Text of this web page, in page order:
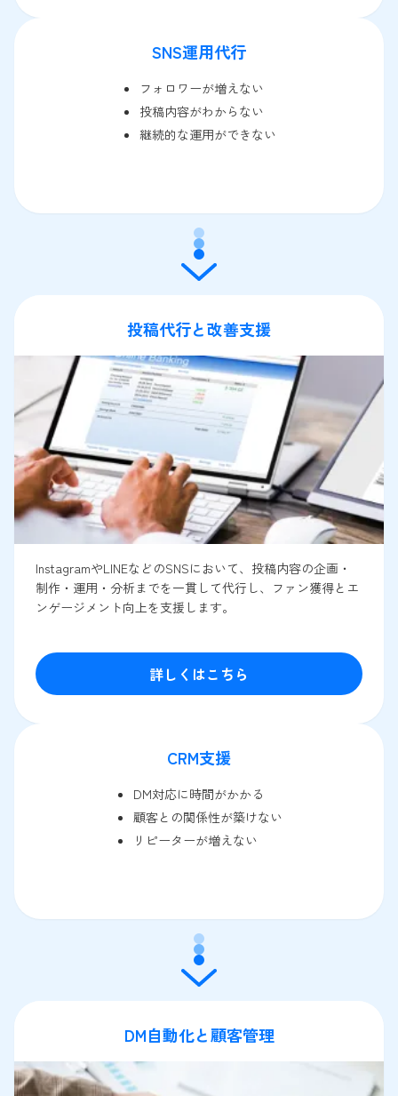
SNS運用代行
フォロワーが増えない
投稿内容がわからない
継続的な運用ができない
投稿代行と改善支援
InstagramやLINEなどのSNSにおいて、投稿内容の企画・
制作・運用・分析までを一貫して代行し、ファン獲得とエ
ンゲージメント向上を支援します。
詳しくはこちら
CRM支援
DM対応に時間がかかる
顧客との関係性が築けない
リピーターが増えない
DM自動化と顧客管理